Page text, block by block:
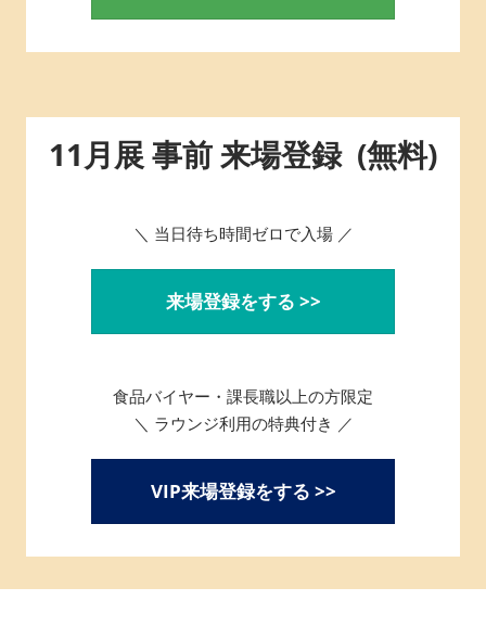
11月展 事前 来場登録 (無料)
＼ 当日待ち時間ゼロで入場 ／
来場登録をする >>
食品バイヤー・課長職以上の方限定
＼ ラウンジ利用の特典付き ／
VIP来場登録をする >>